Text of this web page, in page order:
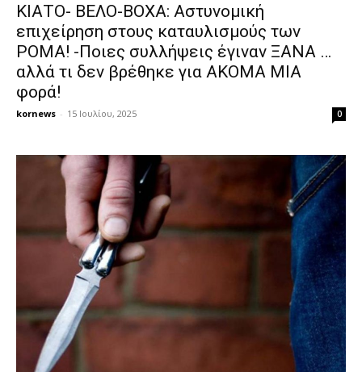
ΚΙΑΤΟ- ΒΕΛΟ-ΒΟΧΑ: Αστυνομική
επιχείρηση στους καταυλισμούς των
ΡΟΜΑ! -Ποιες συλλήψεις έγιναν ΞΑΝΑ …
αλλά τι δεν βρέθηκε για ΑΚΟΜΑ ΜΙΑ
φορά!
kornews - 15 Ιουλίου, 2025 0